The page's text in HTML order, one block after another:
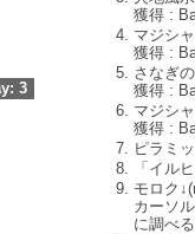
3
獲得 :
マジシ
獲得 :
さなぎ
獲得 :
マジシ
獲得 :
ピラミ
「イル
モロク
カーソ
に調べる